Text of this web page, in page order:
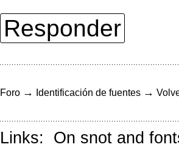
Responder
Foro → Identificación de fuentes →
Links: On snot and